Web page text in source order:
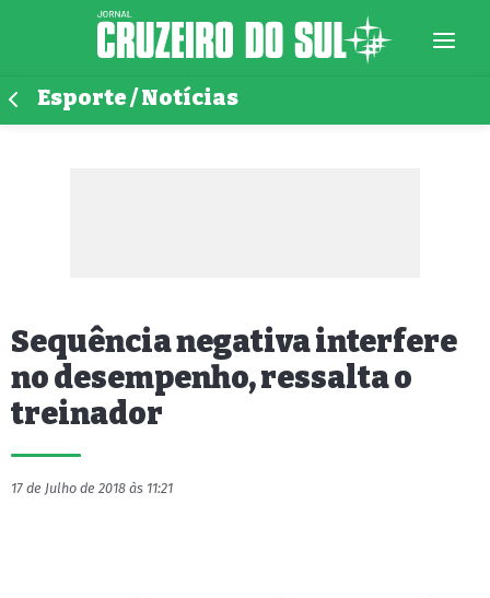
Esporte / Notícias
Sequência negativa interfere
no desempenho, ressalta o
treinador
17 de Julho de 2018 às 11:21